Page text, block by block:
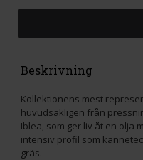
Beskrivning
Kollektionens mest
huvudsakligen från
Iblea, som ger liv åt en olja
intensiv profil som
gräs.